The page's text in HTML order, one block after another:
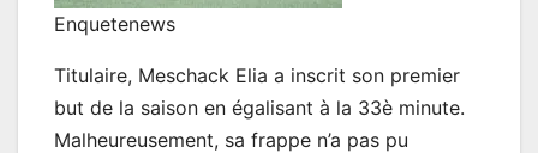
Enquetenews
Titulaire, Meschack Elia a inscrit son premier
but de la saison en égalisant à la 33è minute.
Malheureusement, sa frappe n’a pas pu